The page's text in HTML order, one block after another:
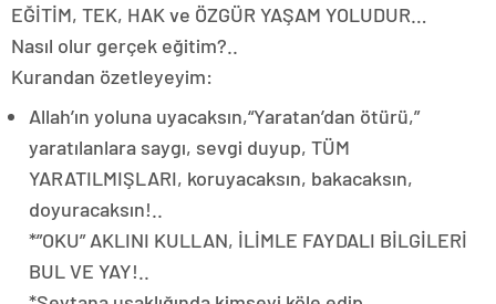
EĞİTİM, TEK, HAK ve ÖZGÜR YAŞAM YOLUDUR…
Nasıl olur gerçek eğitim?..
Kurandan özetleyeyim:
Allah’ın yoluna uyacaksın,“Yaratan’dan ötürü,”
yaratılanlara saygı, sevgi duyup, TÜM
YARATILMIŞLARI, koruyacaksın, bakacaksın,
doyuracaksın!..
*”OKU” AKLINI KULLAN, İLİMLE FAYDALI BİLGİLERİ
BUL VE YAY!..